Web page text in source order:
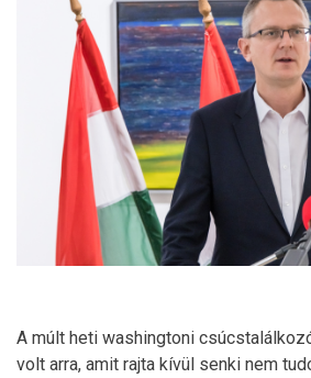
A múlt heti washingtoni
volt arra, amit rajta kívül senki nem